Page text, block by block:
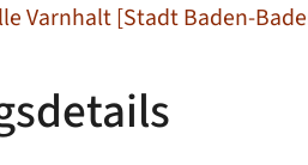
Varnhalt [Stadt Baden-